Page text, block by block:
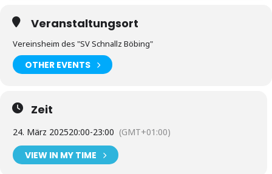
Veranstaltungsort
Vereinsheim des "SV Schnallz Böbing"
OTHER EVENTS
Zeit
24. März 202520:00-23:00 (GMT+01:00)
VIEW IN MY TIME